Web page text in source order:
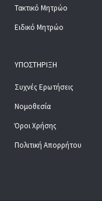
Τακτικό Μητρώο
Ειδικό Μητρώο
ΥΠΟΣΤΉΡΙΞΗ
Συχνές Ερωτήσεις
Νομοθεσία
Όροι Χρήσης
Πολιτική Απορρήτου